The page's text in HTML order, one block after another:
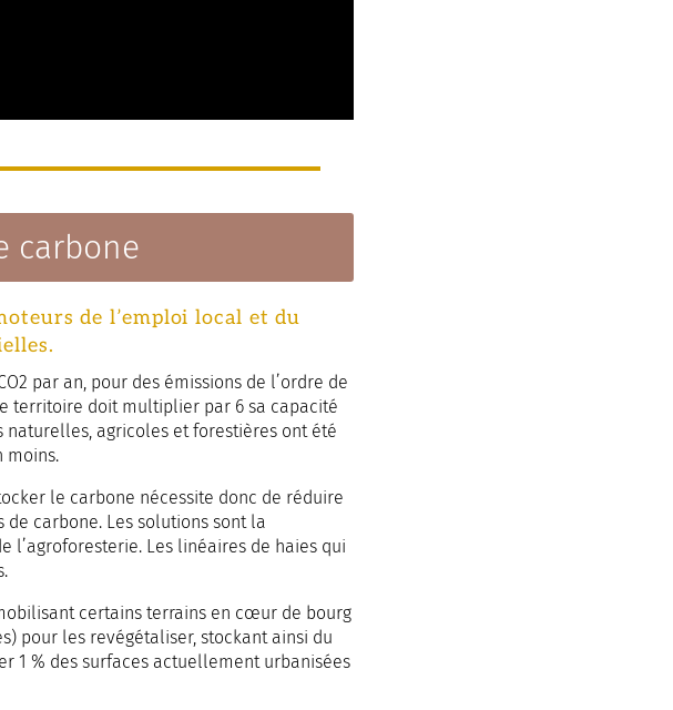
carbone
de l’emploi local et du
par an, pour des émissions de l’ordre de
territoire doit multiplier par 6 sa capacité
naturelles, agricoles et forestières ont été
moins.
le carbone nécessite donc de réduire
carbone. Les solutions sont la
Les linéaires de haies qui
certains terrains en cœur de bourg
pour les revégétaliser, stockant ainsi du
1 % des surfaces actuellement urbanisées